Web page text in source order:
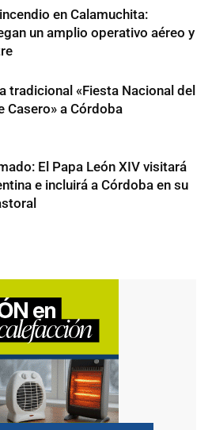
en Calamuchita:
un amplio operativo aéreo y
tradicional «Fiesta Nacional del
Casero» a Córdoba
El Papa León XIV visitará
e incluirá a Córdoba en su